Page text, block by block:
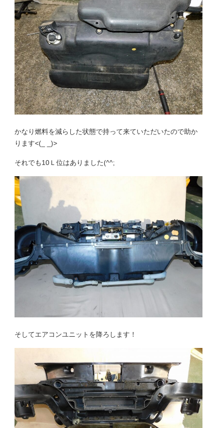
かなり燃料を減らした状態で持って来ていただいたので助か
ります<(_ _)>
それでも10Ｌ位はありました(^^;
そしてエアコンユニットを降ろします！